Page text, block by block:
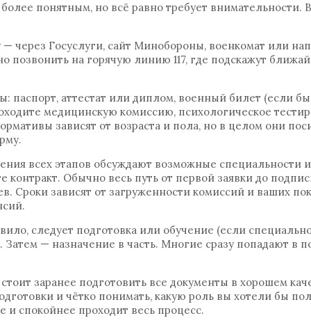
понятным, но всё равно требует внимательности.
— через Госуслуги, сайт Минобороны, военкомат или
позвонить на горячую линию 117, где подскажут
паспорт, аттестат или диплом, военный билет (если
медицинскую комиссию, психологическое
зависят от возраста и пола, но в целом они
всех этапов обсуждают возможные специальности
контракт. Обычно весь путь от первой заявки до
Сроки зависят от загруженности комиссий и ваших
следует подготовка или обучение (если
— назначение в часть. Многие сразу попадают в
заранее подготовить все документы в хорошем
и чётко понимать, какую роль вы хотели бы
и спокойнее проходит весь процесс.